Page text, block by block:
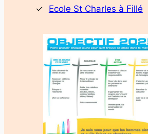
Ecole St Charles à Fillé